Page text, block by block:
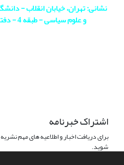
نشانی: تهران، خیابان انقلاب -
و علوم سیاسی - طبقه 4 - دفتر مجله - اتاق 413
اشتراک خبرنامه
برای دریافت اخبار و اطلاعیه های مهم
شوید.